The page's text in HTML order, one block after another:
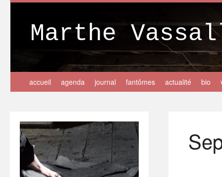
Marthe
accueil agenda journal fantômes actualité bio